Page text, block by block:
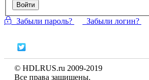
Войти
Забыли пароль? Забыли логин?
© HDLRUS.ru 2009-2019
Все права защищены.